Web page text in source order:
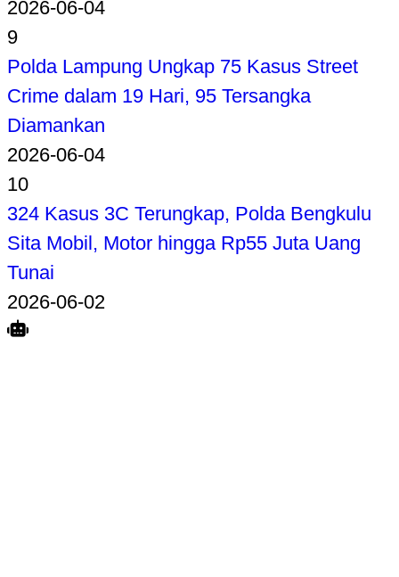
2026-06-04
9
Polda Lampung Ungkap 75 Kasus Street
Crime dalam 19 Hari, 95 Tersangka
Diamankan
2026-06-04
10
324 Kasus 3C Terungkap, Polda Bengkulu
Sita Mobil, Motor hingga Rp55 Juta Uang
Tunai
2026-06-02